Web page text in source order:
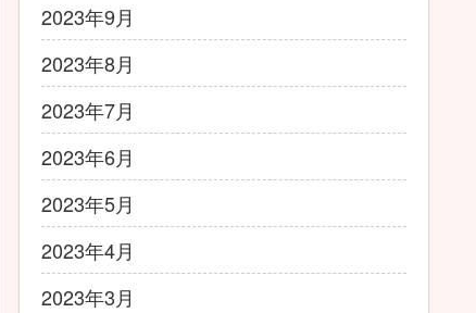
2023年9月
2023年8月
2023年7月
2023年6月
2023年5月
2023年4月
2023年3月